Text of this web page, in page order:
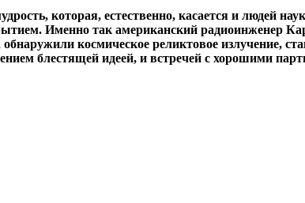
которая, естественно, касается и людей
Именно так американский радиоинженер
космическое реликтовое излучение,
блестящей идеей, и встречей с хорошими